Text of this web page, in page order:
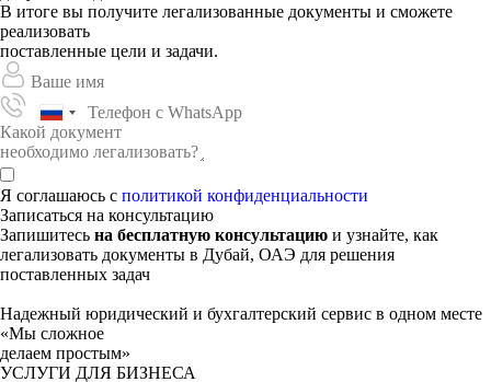
В итоге вы получите легализованные документы и сможете
реализовать
поставленные цели и задачи.
Я соглашаюсь с политикой конфиденциальности
Записаться на консультацию
Запишитесь на бесплатную консультацию и узнайте, как
легализовать документы в Дубай, ОАЭ для решения
поставленных задач
Надежный юридический и бухгалтерский сервис в одном месте
«Мы сложное
делаем простым»
УСЛУГИ ДЛЯ БИЗНЕСА